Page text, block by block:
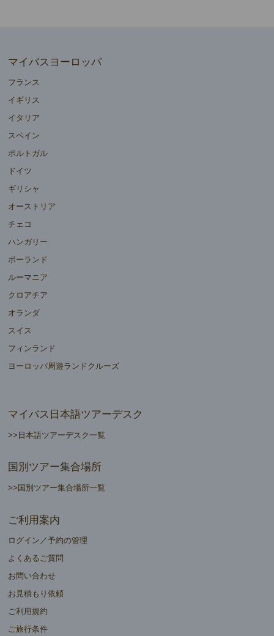
マイバスヨーロッパ
フランス
イギリス
イタリア
スペイン
ポルトガル
ドイツ
ギリシャ
オーストリア
チェコ
ハンガリー
ポーランド
ルーマニア
クロアチア
オランダ
スイス
フィンランド
ヨーロッパ周遊ランドクルーズ
マイバス日本語ツアーデスク
>>日本語ツアーデスク一覧
国別ツアー集合場所
>>国別ツアー集合場所一覧
ご利用案内
ログイン／予約の管理
よくあるご質問
お問い合わせ
お見積もり依頼
ご利用規約
ご旅行条件